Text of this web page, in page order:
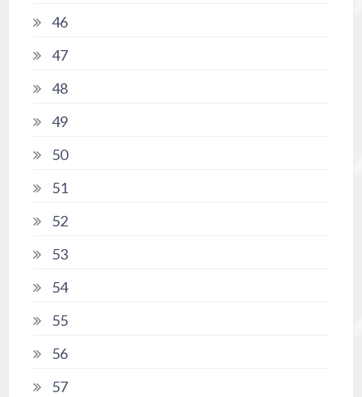
46
47
48
49
50
51
52
53
54
55
56
57